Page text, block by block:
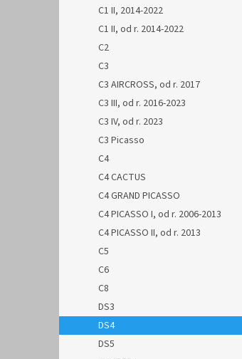
C1 II, 2014-2022
C1 II, od r. 2014-2022
C2
C3
C3 AIRCROSS, od r. 2017
C3 III, od r. 2016-2023
C3 IV, od r. 2023
C3 Picasso
C4
C4 CACTUS
C4 GRAND PICASSO
C4 PICASSO I, od r. 2006-2013
C4 PICASSO II, od r. 2013
C5
C6
C8
DS3
DS4
DS5